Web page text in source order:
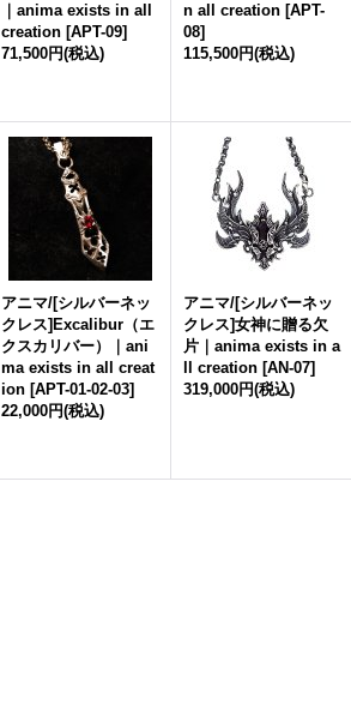
｜anima exists in all
creation [APT-09]
71,500円(税込)
n all creation [APT-
08]
115,500円(税込)
アニマ/[シルバーネッ
クレス]Excalibur（エ
クスカリバー）｜ani
ma exists in all creat
ion [APT-01-02-03]
22,000円(税込)
アニマ/[シルバーネッ
クレス]女神に贈る欠
片｜anima exists in a
ll creation [AN-07]
319,000円(税込)